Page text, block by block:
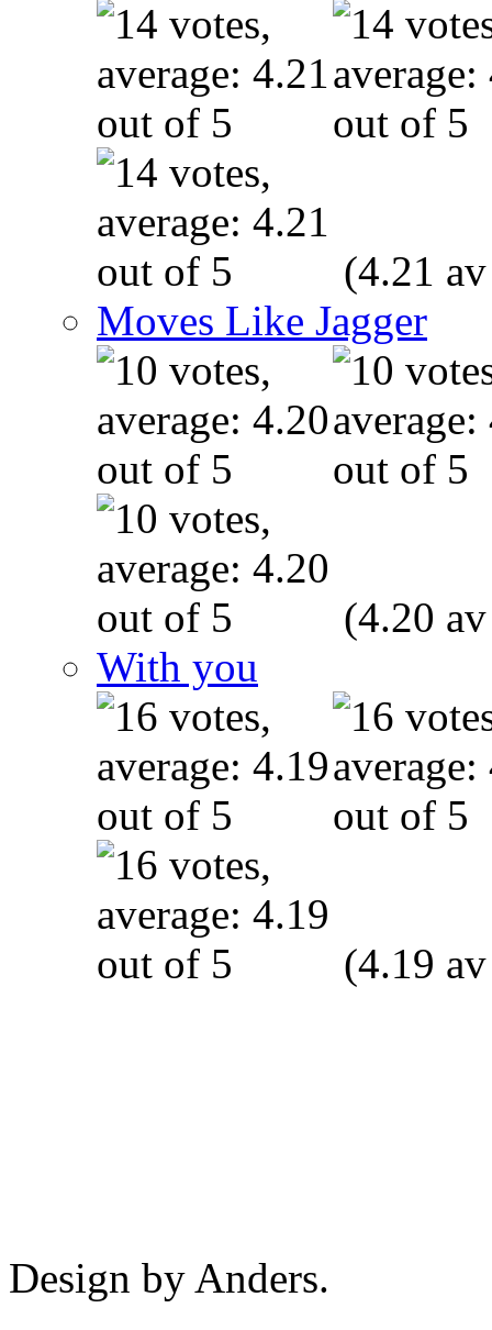
(4.21
Moves Like Jagger
(4.20
With you
(4.19
Design by Anders.